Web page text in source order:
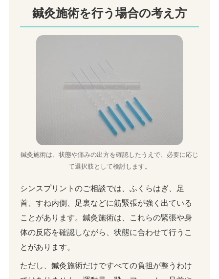
鍼灸施術を行う場合の考え方
鍼灸施術は、状態や痛みの出方を確認したうえで、必要に応じ
て選択肢として検討します。
シンスプリントのご相談では、ふくらはぎ、足
首、すね内側、足裏などに筋緊張が強く出ている
ことがあります。鍼灸施術は、これらの緊張や身
体の反応を確認しながら、状態に合わせて行うこ
とがあります。
ただし、鍼灸施術だけですべての負担が整うわけ